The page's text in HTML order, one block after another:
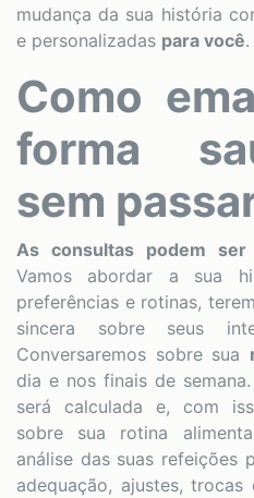
mudança da sua história
e personalizadas para você.
Como
forma
sem
As consultas podem
Vamos abordar a sua
preferências e rotinas,
sincera sobre seus
Conversaremos sobre sua
dia e nos finais de
será calculada e, com
sobre sua rotina
análise das suas refeições
adequação, ajustes,